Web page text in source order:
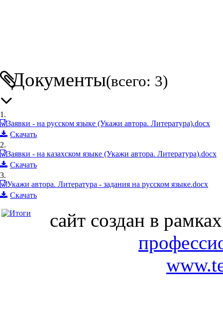
Документы(всего: 3)
1.
Заявки - на русском языке (Укажи автора. Литература).docx
Скачать
2.
Заявки - на казахском языке (Укажи автора. Литература).docx
Скачать
3.
Укажи автора. Литература - задания на русском языке.docx
Скачать
сайт создан в